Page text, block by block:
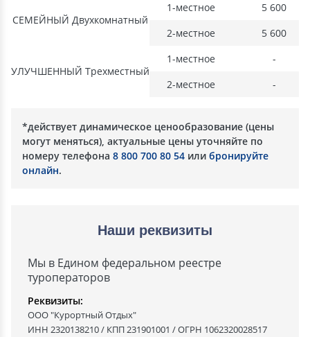
СЕМЕЙНЫЙ Двухкомнатный
1-местное
5 600
2-местное
5 600
УЛУЧШЕННЫЙ Трехместный
1-местное
-
2-местное
-
*действует динамическое ценообразование (цены
могут меняться), актуальные цены уточняйте по
номеру телефона 8 800 700 80 54 или бронируйте
онлайн.
Наши реквизиты
Мы в Едином федеральном реестре
туроператоров
Реквизиты:
ООО "Курортный Отдых"
ИНН 2320138210 / КПП 231901001 / ОГРН 1062320028517